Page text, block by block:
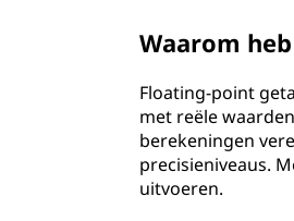
Waarom
Floating-point
met reële
berekeningen
precisieniveaus.
uitvoeren.